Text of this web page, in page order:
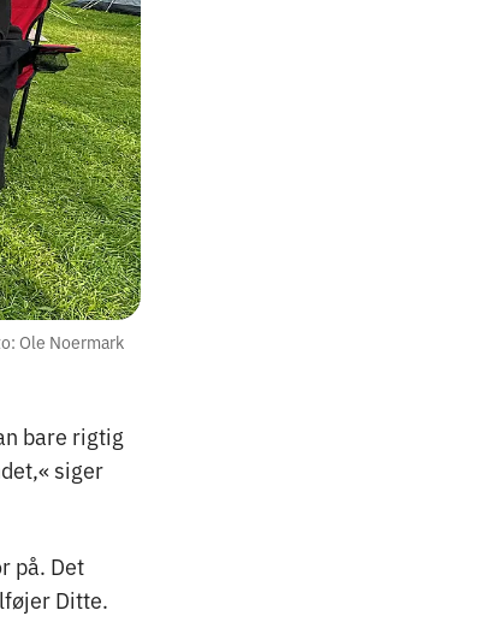
Ole Noermark
bare rigtig
siger
på. Det
Ditte.